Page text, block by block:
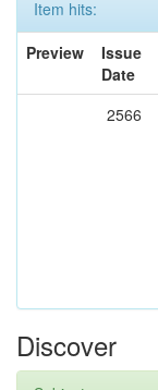
Item hits:
Preview
Issue
Date
2566
Discover